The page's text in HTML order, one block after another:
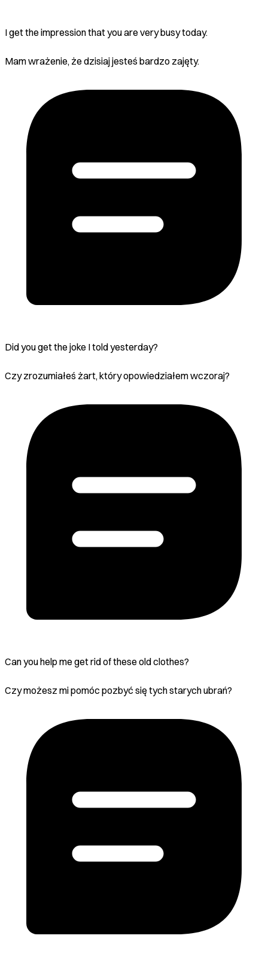
I get the impression that you are very busy today.
Mam wrażenie, że dzisiaj jesteś bardzo zajęty.
Did you get the joke I told yesterday?
Czy zrozumiałeś żart, który opowiedziałem wczoraj?
Can you help me get rid of these old clothes?
Czy możesz mi pomóc pozbyć się tych starych ubrań?